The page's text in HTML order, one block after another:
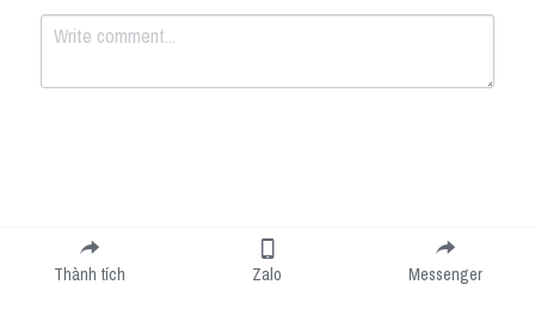
Submit
Thành tích Zalo Messenger